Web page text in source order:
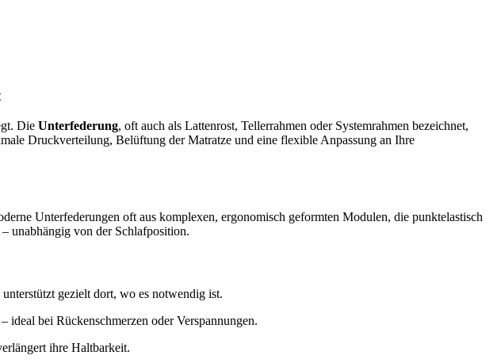
Die Unterfederung, oft auch als Lattenrost, Tellerrahmen oder Systemrahmen bezeichnet,
Druckverteilung, Belüftung der Matratze und eine flexible Anpassung an Ihre
Unterfederungen oft aus komplexen, ergonomisch geformten Modulen, die punktelastisch
unabhängig von der Schlafposition.
gezielt dort, wo es notwendig ist.
ideal bei Rückenschmerzen oder Verspannungen.
ihre Haltbarkeit.